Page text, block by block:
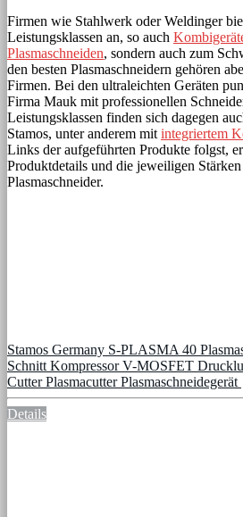
Firmen wie Stahlwerk oder Weldinger
Leistungsklassen an, so auch
Plasmaschneiden, sondern auch zum
den besten Plasmaschneidern gehören
Firmen. Bei den ultraleichten Geräten
Firma Mauk mit professionellen
Leistungsklassen finden sich dagegen
Stamos, unter anderem mitintegriertem
Links der aufgeführten Produkte folgst,
Produktdetails und die jeweiligen Stärken
Plasmaschneider.
Stamos Germany S-PLASMA 40
Schnitt Kompressor V-MOSFET
Cutter Plasmacutter Plasmaschneidegerät
Details